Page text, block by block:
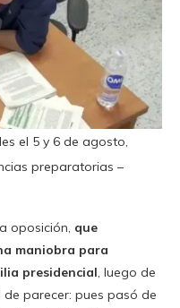
el 5 y 6 de agosto,
preparatorias –
oposición, que
maniobra para
presidencial, luego de
parecer: pues pasó de